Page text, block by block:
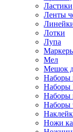
Ластики
Ленты
Лотки
Лупа
Мел
Мешок
Наборы
Наборы
Наборы
Наборы
Ножи